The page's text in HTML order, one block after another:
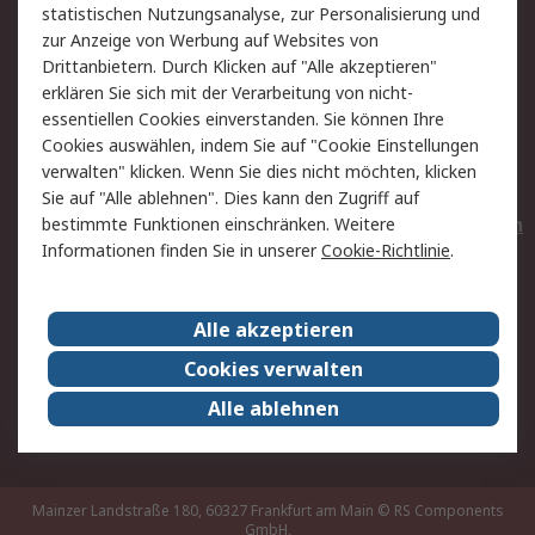
Hilfe
Privatkunden
Rechtliches
AGB
Datenschutz
Cookie-Richtlinie
Zahlungsbedingungen
Copyright/Impressum
Entsorgung
Elektrogeräte/Batterien
RS weltweit
Karriere bei RS
Nachhaltigkeit
Qualität/Umwelt/ZertifikatePresse-Center
Event-Center
Mainzer Landstraße 180, 60327 Frankfurt am Main © RS Components
GmbH,
statistischen Nutzungsanalyse, zur Personalisierung und
zur Anzeige von Werbung auf Websites von
Drittanbietern. Durch Klicken auf "Alle akzeptieren"
erklären Sie sich mit der Verarbeitung von nicht-
essentiellen Cookies einverstanden. Sie können Ihre
Cookies auswählen, indem Sie auf "Cookie Einstellungen
verwalten" klicken. Wenn Sie dies nicht möchten, klicken
Sie auf "Alle ablehnen". Dies kann den Zugriff auf
bestimmte Funktionen einschränken. Weitere
Informationen finden Sie in unsererCookie-Richtlinie.
Alle akzeptieren
Cookies verwalten
Alle ablehnen